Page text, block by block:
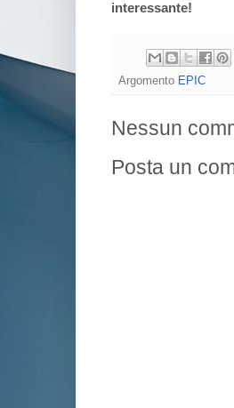
interessante!
Argomento EPIC
Nessun
Posta un